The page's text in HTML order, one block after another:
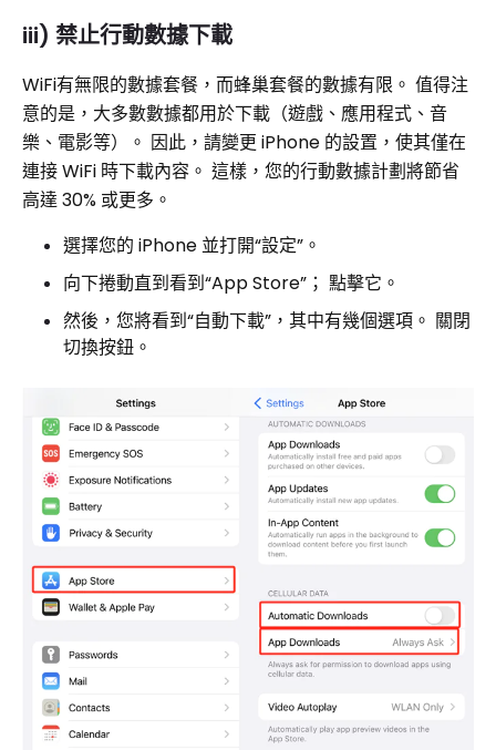
iii) 禁止行動數據下載
WiFi有無限的數據套餐，而蜂巢套餐的數據有限。 值得注
意的是，大多數數據都用於下載（遊戲、應用程式、音
樂、電影等）。 因此，請變更 iPhone 的設置，使其僅在
連接 WiFi 時下載內容。 這樣，您的行動數據計劃將節省
高達 30% 或更多。
選擇您的 iPhone 並打開“設定”。
向下捲動直到看到“App Store”； 點擊它。
然後，您將看到“自動下載”，其中有幾個選項。 關閉
切換按鈕。